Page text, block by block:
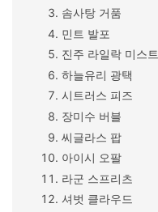
솜사탕 거품
민트 발포
진주 라일락 미스트
하늘유리 광택
시트러스 피즈
장미수 버블
씨글라스 팝
아이시 오팔
라군 스프리츠
셔벗 클라우드